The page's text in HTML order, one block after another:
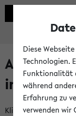
Alle
im eKVV
Klicken Sie auf das
Diese
Technologien.
Funktionalität
während
Erfahrung zu
verwenden wir